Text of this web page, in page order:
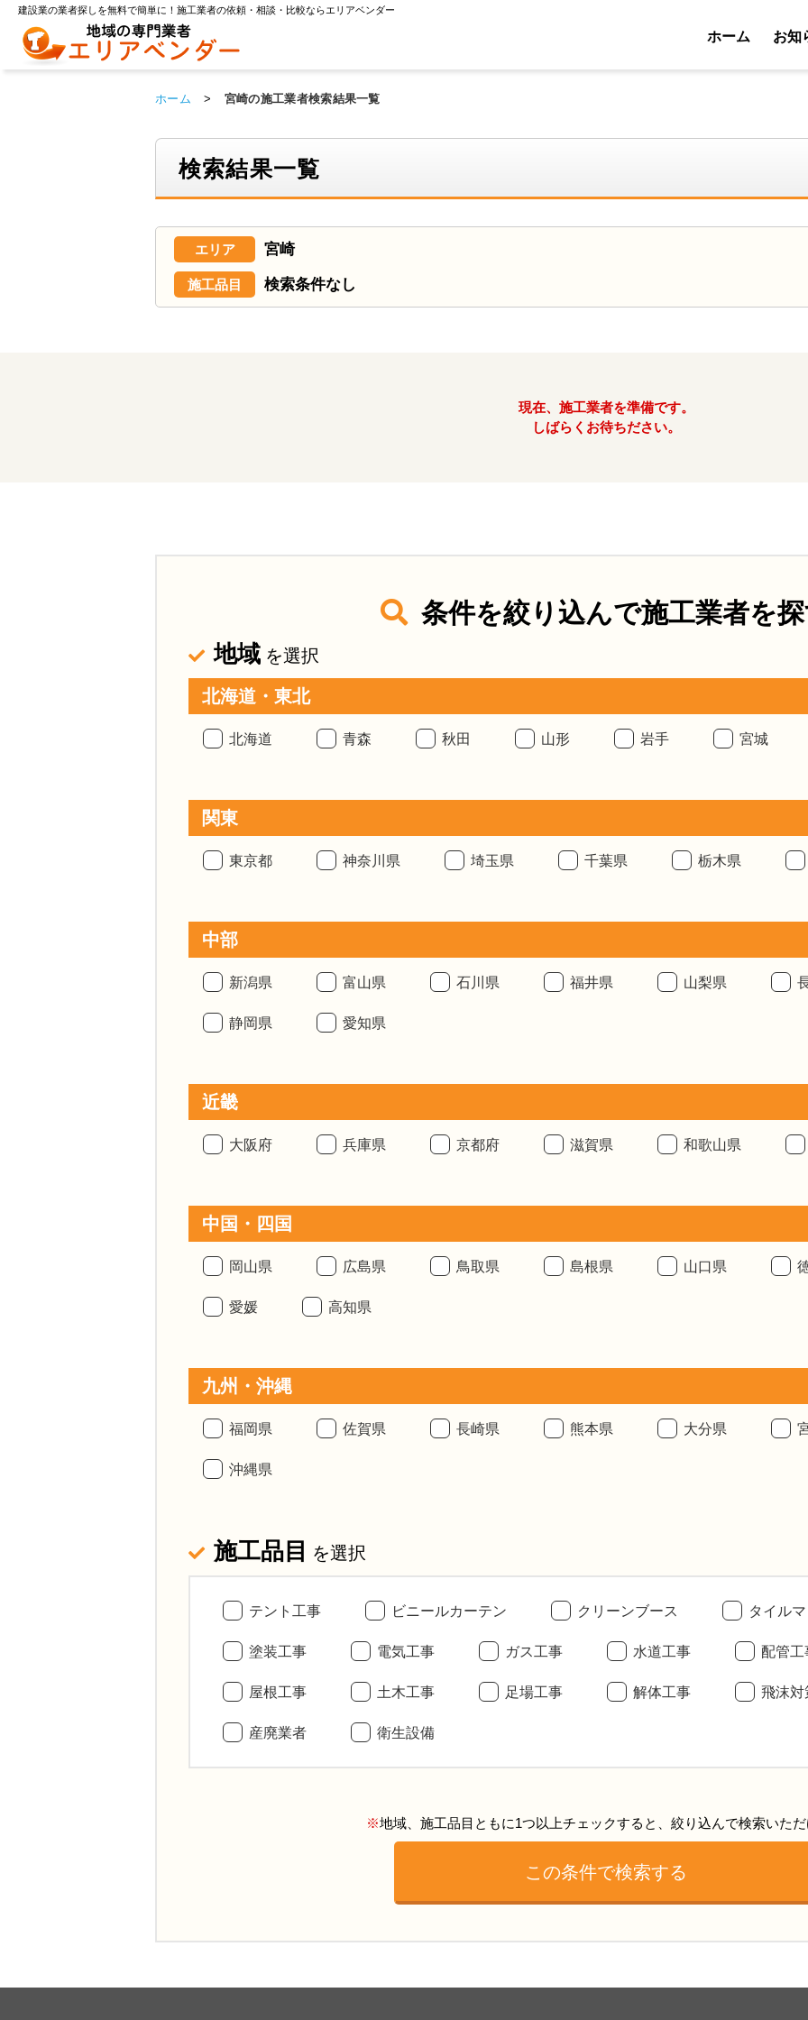
建設業の業者探しを無料で簡単に！施工業者の依頼・相談・比較ならエリアベンダー
ホーム お知
ホーム > 宮崎の施工業者検索結果一覧
検索結果一覧
エリア 宮崎
施工品目 検索条件なし
現在、施工業者を準備です。
しばらくお待ちださい。
条件を絞り込んで施工業者を
地域 を選択
北海道・東北
北海道 青森 秋田 山形 岩手 宮城
関東
東京都 神奈川県 埼玉県 千葉県 栃木県
中部
新潟県 富山県 石川県 福井県 山梨県
静岡県 愛知県
近畿
大阪府 兵庫県 京都府 滋賀県 和歌山県
中国・四国
岡山県 広島県 鳥取県 島根県 山口県
愛媛 高知県
九州・沖縄
福岡県 佐賀県 長崎県 熊本県 大分県
沖縄県
施工品目 を選択
テント工事 ビニールカーテン クリーンブース タイル
塗装工事 電気工事 ガス工事 水道工事 配管工
屋根工事 土木工事 足場工事 解体工事 飛沫対
産廃業者 衛生設備
※地域、施工品目ともに1つ以上チェックすると、絞り込んで検索いた